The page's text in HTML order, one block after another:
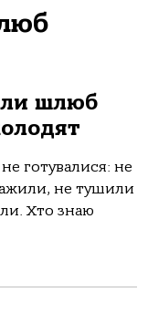
шлюб
готувалися: не
не тушили
Хто знаю